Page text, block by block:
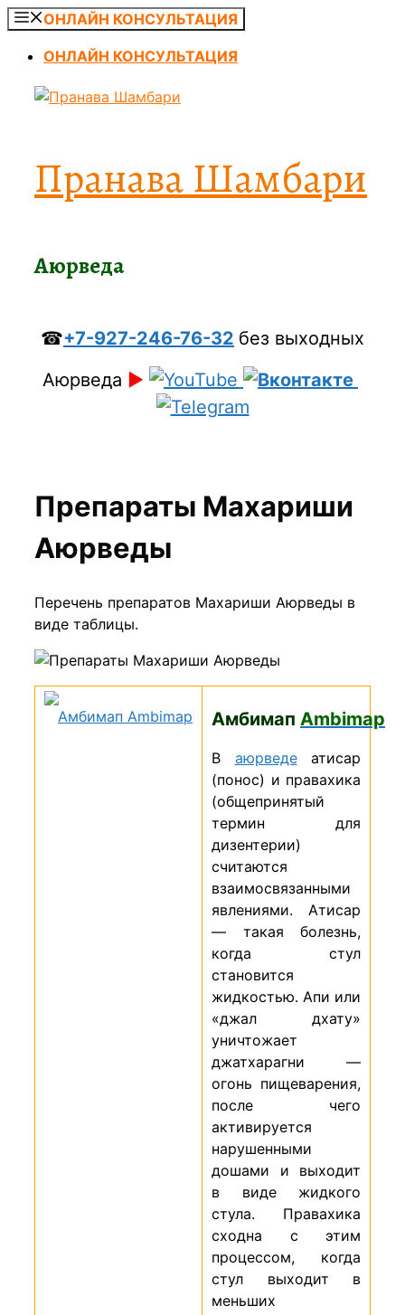
Перейти
содержимому
ОНЛАЙН КОНСУЛЬТАЦИЯ
ОНЛАЙН КОНСУЛЬТАЦИЯ
Пранава Шамбари
Аюрведа
☎+7-927-246-76-32 без выходных
Аюрведа ►
Препараты Махариши
Аюрведы
Перечень препаратов Махариши Аюрведы в
виде таблицы.
Амбимап Ambimap
В аюрведеатисар
(понос) и правахика
(общепринятый
термин для
дизентерии)
считаются
взаимосвязанными
явлениями. Атисар
— такая болезнь,
когда стул
становится
жидкостью. Апи или
«джал дхату»
уничтожает
джатхарагни —
огонь пищеварения,
после чего
активируется
нарушенными
дошами и выходит
в виде жидкого
стула. Правахика
сходна с этим
процессом, когда
стул выходит в
меньших